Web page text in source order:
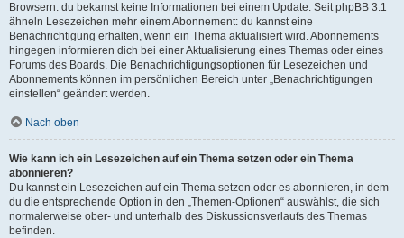
Browsern: du bekamst keine Informationen bei einem Update. Seit phpBB 3.1
ähneln Lesezeichen mehr einem Abonnement: du kannst eine
Benachrichtigung erhalten, wenn ein Thema aktualisiert wird. Abonnements
hingegen informieren dich bei einer Aktualisierung eines Themas oder eines
Forums des Boards. Die Benachrichtigungsoptionen für Lesezeichen und
Abonnements können im persönlichen Bereich unter „Benachrichtigungen
einstellen“ geändert werden.
Nach oben
Wie kann ich ein Lesezeichen auf ein Thema setzen oder ein Thema
abonnieren?
Du kannst ein Lesezeichen auf ein Thema setzen oder es abonnieren, in dem
du die entsprechende Option in den „Themen-Optionen“ auswählst, die sich
normalerweise ober- und unterhalb des Diskussionsverlaufs des Themas
befinden.